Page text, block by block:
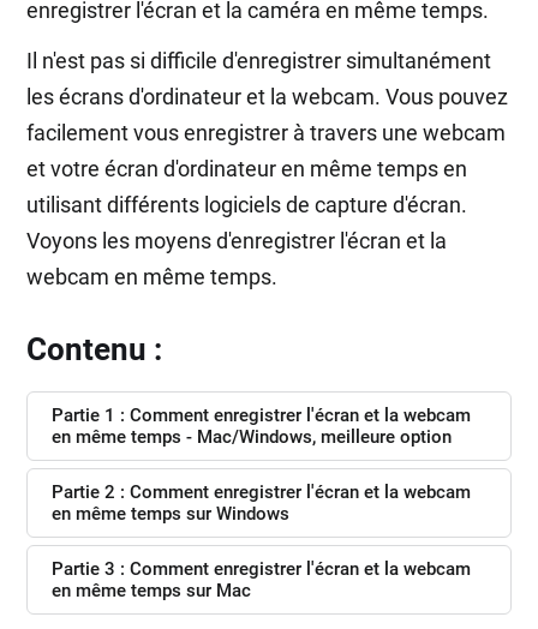
enregistrer l'écran et la caméra en même temps.
Il n'est pas si difficile d'enregistrer simultanément
les écrans d'ordinateur et la webcam. Vous pouvez
facilement vous enregistrer à travers une webcam
et votre écran d'ordinateur en même temps en
utilisant différents logiciels de capture d'écran.
Voyons les moyens d'enregistrer l'écran et la
webcam en même temps.
Contenu :
Partie 1 : Comment enregistrer l'écran et la webcam
en même temps - Mac/Windows, meilleure option
Partie 2 : Comment enregistrer l'écran et la webcam
en même temps sur Windows
Partie 3 : Comment enregistrer l'écran et la webcam
en même temps sur Mac